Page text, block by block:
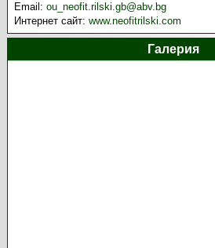
Email:ou_neofit.rilski.gb@abv.bg
Интернет сайт:www.neofitrilski.com
Галерия